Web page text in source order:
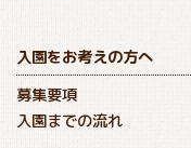
入園をお考えの方へ
募集要項
入園までの流れ